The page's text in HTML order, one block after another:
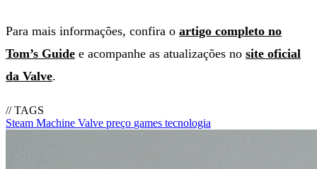
Para mais informações, confira o artigo completo no
Tom’s Guide e acompanhe as atualizações no site oficial
da Valve.
// TAGS
Steam Machine Valve preço games tecnologia